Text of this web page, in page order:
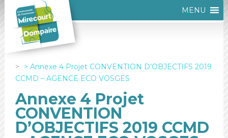
MENU
Annexe 4 Projet CONVENTION D’OBJECTIFS 2019
CCMD – AGENCE ECO VOSGES
Annexe 4 Projet
CONVENTION
D’OBJECTIFS 2019 CCMD